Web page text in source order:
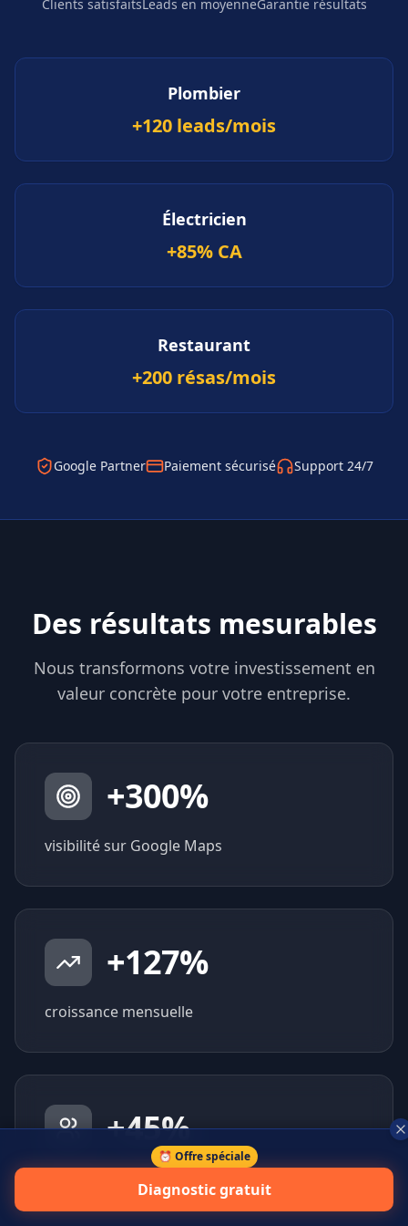
Clients satisfaitsLeads en moyenneGarantie résultats
Plombier
+120 leads/mois
Électricien
+85% CA
Restaurant
+200 résas/mois
Google Partner Paiement sécurisé Support 24/7
Des résultats mesurables
Nous transformons votre investissement en
valeur concrète pour votre entreprise.
+300%
visibilité sur Google Maps
+127%
croissance mensuelle
+45%
⏰ Offre spéciale
Diagnostic gratuit